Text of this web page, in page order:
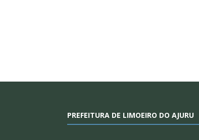
PREFEITURA DE LIMOEIRO DO AJURU